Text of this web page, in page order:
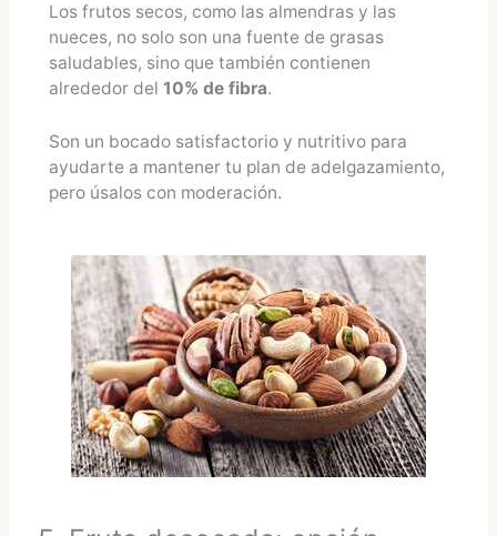
Los frutos secos, como las almendras y las
nueces, no solo son una fuente de grasas
saludables, sino que también contienen
alrededor del 10% de fibra.
Son un bocado satisfactorio y nutritivo para
ayudarte a mantener tu plan de adelgazamiento,
pero úsalos con moderación.